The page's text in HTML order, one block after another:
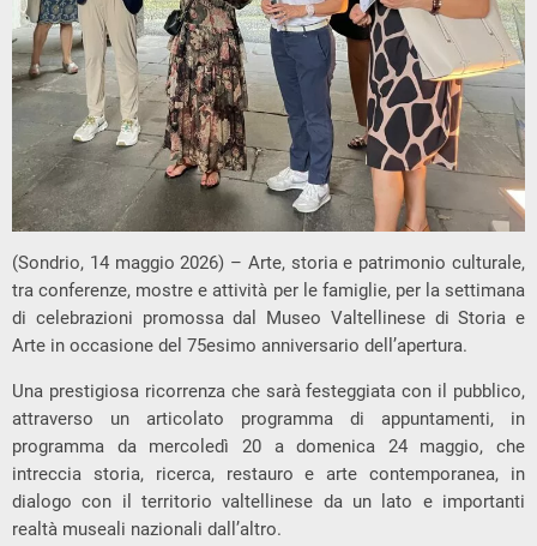
(Sondrio, 14 maggio 2026) – Arte, storia e patrimonio culturale,
tra conferenze, mostre e attività per le famiglie, per la settimana
di celebrazioni promossa dal Museo Valtellinese di Storia e
Arte in occasione del 75esimo anniversario dell’apertura.
Una prestigiosa ricorrenza che sarà festeggiata con il pubblico,
attraverso un articolato programma di appuntamenti, in
programma da mercoledì 20 a domenica 24 maggio, che
intreccia storia, ricerca, restauro e arte contemporanea, in
dialogo con il territorio valtellinese da un lato e importanti
realtà museali nazionali dall’altro.